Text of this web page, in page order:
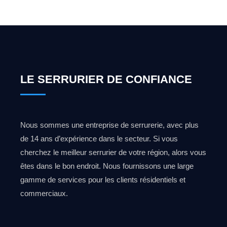
LE SERRURIER DE CONFIANCE
Nous sommes une entreprise de serrurerie, avec plus
de 14 ans d’expérience dans le secteur. Si vous
cherchez le meilleur serrurier de votre région, alors vous
êtes dans le bon endroit. Nous fournissons une large
gamme de services pour les clients résidentiels et
commerciaux.